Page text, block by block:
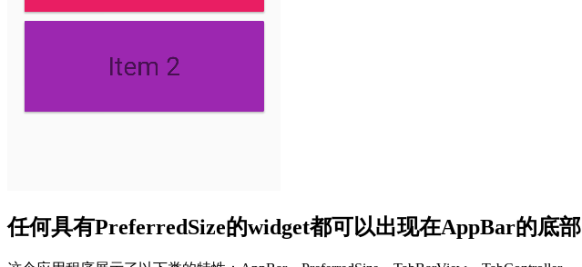
任何具有PreferredSize的widget都可以出现在AppBar的底部